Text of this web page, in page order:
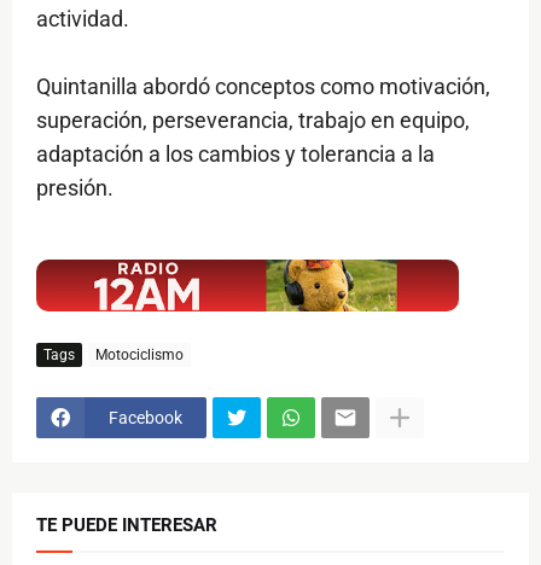
actividad.
Quintanilla abordó conceptos como motivación,
superación, perseverancia, trabajo en equipo,
adaptación a los cambios y tolerancia a la
presión.
Tags Motociclismo
Facebook
TE PUEDE INTERESAR